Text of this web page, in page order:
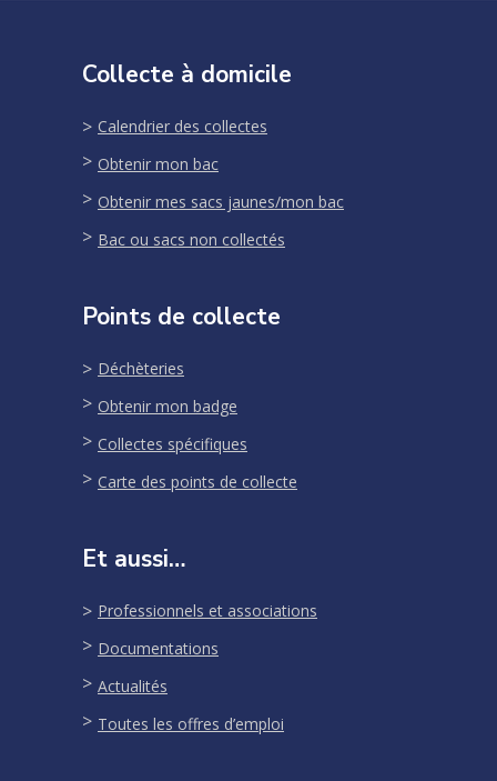
Collecte à domicile
Calendrier des collectes
Obtenir mon bac
Obtenir mes sacs jaunes/mon bac
Bac ou sacs non collectés
Points de collecte
Déchèteries
Obtenir mon badge
Collectes spécifiques
Carte des points de collecte
Et aussi…
Professionnels et associations
Documentations
Actualités
Toutes les offres d’emploi